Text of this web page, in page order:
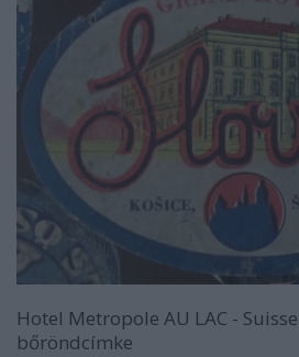
Hotel Metropole AU LAC -
bőröndcímke